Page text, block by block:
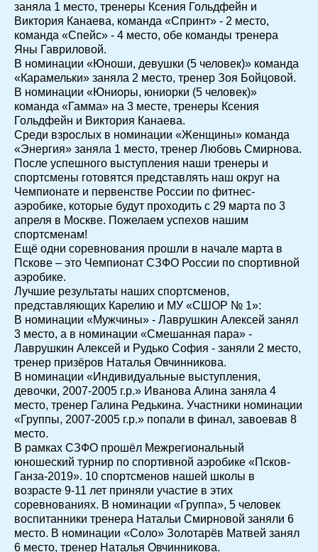
заняла 1 место, тренеры Ксения Гольдфейн и
Виктория Канаева, команда «Спринт» - 2 место,
команда «Спейс» - 4 место, обе команды тренера
Яны Гавриловой.
В номинации «Юноши, девушки (5 человек)» команда
«Карамельки» заняла 2 место, тренер Зоя Бойцовой.
В номинации «Юниоры, юниорки (5 человек)»
команда «Гамма» на 3 месте, тренеры Ксения
Гольдфейн и Виктория Канаева.
Среди взрослых в номинации «Женщины» команда
«Энергия» заняла 1 место, тренер Любовь Смирнова.
После успешного выступления наши тренеры и
спортсмены готовятся представлять наш округ на
Чемпионате и первенстве России по фитнес-
аэробике, которые будут проходить с 29 марта по 3
апреля в Москве. Пожелаем успехов нашим
спортсменам!
Ещё одни соревнования прошли в начале марта в
Пскове – это Чемпионат СЗФО России по спортивной
аэробике.
Лучшие результаты наших спортсменов,
представляющих Карелию и МУ «СШОР № 1»:
В номинации «Мужчины» - Лаврушкин Алексей занял
3 место, а в номинации «Смешанная пара» -
Лаврушкин Алексей и Рудько София - заняли 2 место,
тренер призёров Наталья Овчинникова.
В номинации «Индивидуальные выступления,
девочки, 2007-2005 г.р.» Иванова Алина заняла 4
место, тренер Галина Редькина. Участники номинации
«Группы, 2007-2005 г.р.» попали в финал, завоевав 8
место.
В рамках СЗФО прошёл Межрегиональный
юношеский турнир по спортивной аэробике «Псков-
Ганза-2019». 10 спортсменов нашей школы в
возрасте 9-11 лет приняли участие в этих
соревнованиях. В номинации «Группа», 5 человек
воспитанники тренера Натальи Смирновой заняли 6
место. В номинации «Соло» Золотарёв Матвей занял
6 место, тренер Наталья Овчинникова.